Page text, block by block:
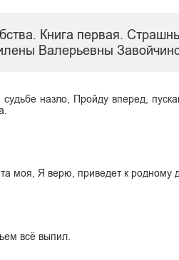
Книга первая.
Валерьевны
назло, Пройду вперед,
моя, Я верю, приведет к родному
всё выпил.